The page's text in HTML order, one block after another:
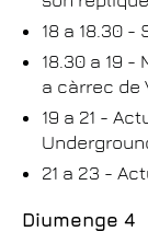
18 a 18.30 -
18.30 a 19 -
a càrrec de
19 a 21 -
21 a 23 -
Diumenge 4